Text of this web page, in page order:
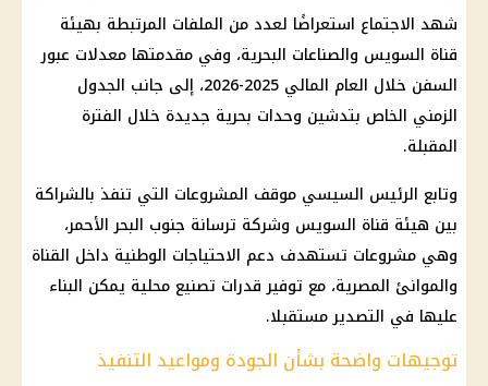
شهد الاجتماع استعراضًا لعدد من الملفات المرتبطة بهيئة
قناة السويس والصناعات البحرية، وفي مقدمتها معدلات عبور
السفن خلال العام المالي 2025-2026، إلى جانب الجدول
الزمني الخاص بتدشين وحدات بحرية جديدة خلال الفترة
المقبلة.
وتابع الرئيس السيسي موقف المشروعات التي تنفذ بالشراكة
بين هيئة قناة السويس وشركة ترسانة جنوب البحر الأحمر،
وهي مشروعات تستهدف دعم الاحتياجات الوطنية داخل القناة
والموانئ المصرية، مع توفير قدرات تصنيع محلية يمكن البناء
عليها في التصدير مستقبلا.
توجيهات واضحة بشأن الجودة ومواعيد التنفيذ